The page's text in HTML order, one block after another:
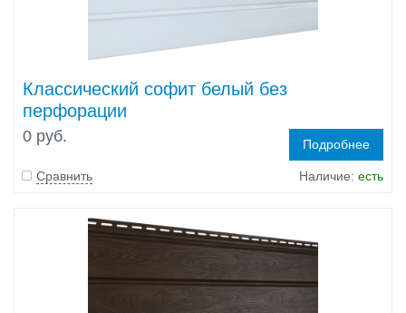
Классический софит белый без
перфорации
0 руб. Подробнее
Сравнить Наличие: есть